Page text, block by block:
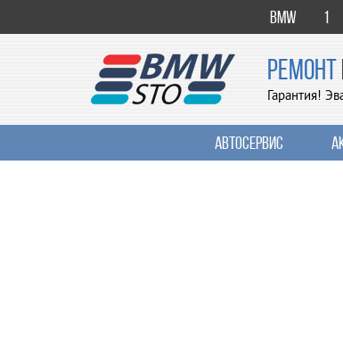
BMW 1
РЕМОНТ
Гарантия!
Автосервис